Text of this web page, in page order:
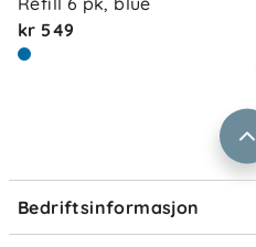
kr 549
Bedriftsinformasjon
Vårt samfunnsansvar
Størrelsesguider
Retur og reklamasjon
Ofte stilte spørsmål